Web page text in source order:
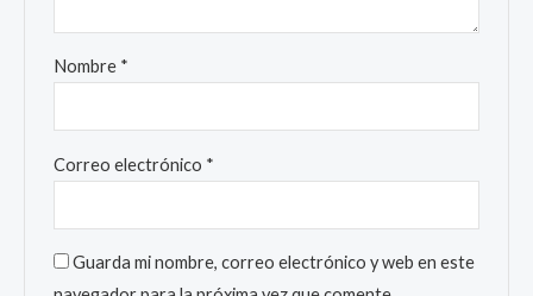
Nombre *
Correo electrónico *
Guarda mi nombre, correo electrónico y web en este